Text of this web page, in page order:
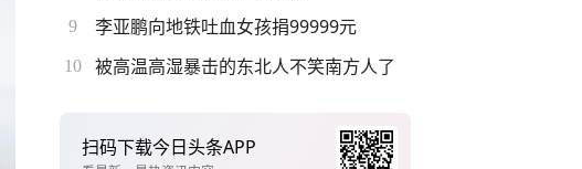
9 李亚鹏向地铁吐血女孩捐99999元
10 被高温高湿暴击的东北人不笑南方人了
扫码下载今日头条APP